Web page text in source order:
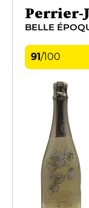
Perrier-
BELLE
91/100